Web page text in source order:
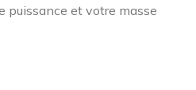
puissance et votre masse